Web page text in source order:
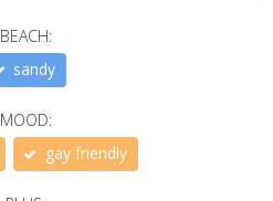
BEACH:
sandy
MOOD:
gay friendly